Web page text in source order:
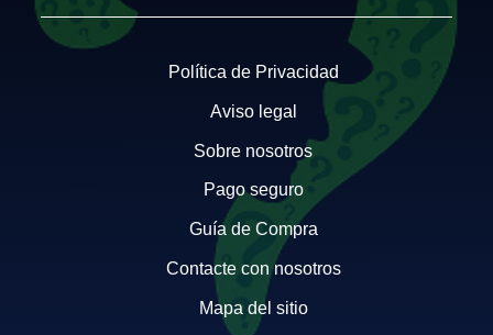
Política de Privacidad
Aviso legal
Sobre nosotros
Pago seguro
Guía de Compra
Contacte con nosotros
Mapa del sitio